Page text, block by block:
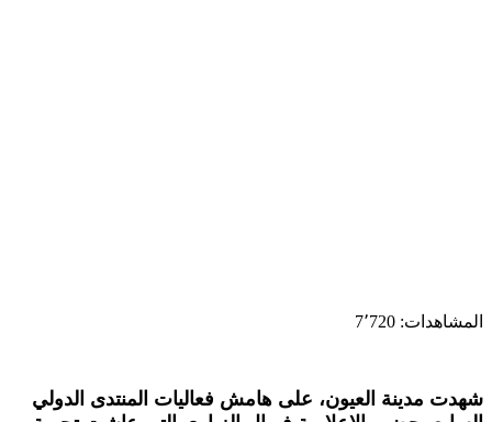
المشاهدات: 7٬720
شهدت مدينة العيون، على هامش فعاليات المنتدى الدولي